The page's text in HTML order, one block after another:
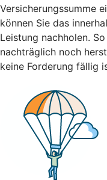
Versicherungssumme
können Sie das
Leistung nachholen.
nachträglich noch
keine Forderung fällig